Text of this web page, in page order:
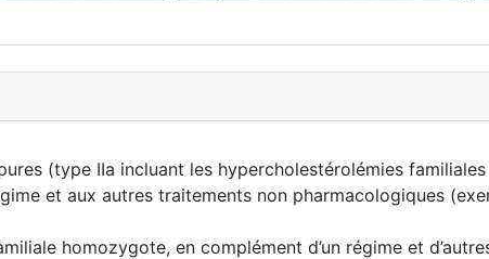
(type IIa incluant les hypercholestérolémies
et aux autres traitements non pharmacologiques
homozygote, en complément d’un régime et